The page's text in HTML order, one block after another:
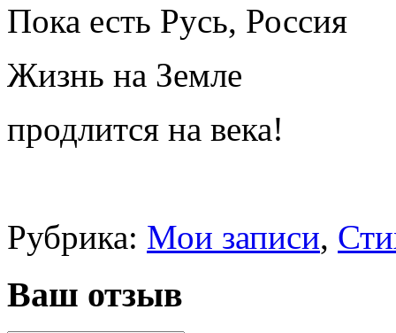
Пока есть Русь, Россия
Жизнь на Земле
продлится на века!
Рубрика: Мои записи,
Ваш отзыв